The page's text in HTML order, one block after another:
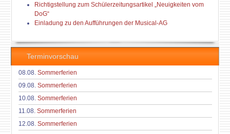
Richtigstellung zum Schülerzeitungsartikel „Neuigkeiten vom
DoG“
Einladung zu den Aufführungen der Musical-AG
Terminvorschau
08.08. Sommerferien
09.08. Sommerferien
10.08. Sommerferien
11.08. Sommerferien
12.08. Sommerferien